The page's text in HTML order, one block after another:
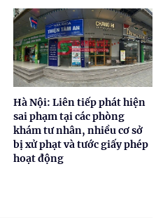
Hà Nội: Liên tiếp phát hiện
sai phạm tại các phòng
khám tư nhân, nhiều cơ sở
bị xử phạt và tước giấy phép
hoạt động